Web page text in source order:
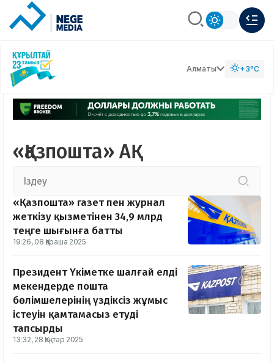
Алматы +3°C
«Қазпошта» АҚ
«Қазпошта» газет пен журнал
жеткізу қызметінен 34,9 млрд
теңге шығынға батты
19:26, 08 Қараша 2025
Президент Үкіметке шалғай елді
мекендерде пошта
бөлімшелерінің үздіксіз жұмыс
істеуін қамтамасыз етуді
тапсырды
13:32, 28 Қаңтар 2025